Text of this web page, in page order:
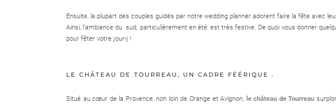
Ensuite, la plupart des couples guidés par notre wedding planner adorent faire la fête avec
Ainsi, l’ambiance du sud, particulièrement en été, est très festive. De quoi vous donner
pour fêter votre jour-j !
LE CHÂTEAU DE TOURREAU, UN CADRE FÉÉRIQUE .
Situé au cœur de la Provence, non loin de Orange et Avignon, le château de Tourreau